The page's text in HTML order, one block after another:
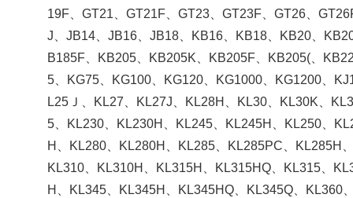
19F、GT21、GT21F、GT23、GT23F、GT26、
J、JB14、JB16、JB18、KB16、KB18、KB20、
B185F、KB205、KB205K、KB205F、KB205(、
5、KG75、KG100、KG120、KG1000、KG1200、
L25Ｊ、KL27、KL27J、KL28H、KL30、KL30K、
5、KL230、KL230H、KL245、KL245H、KL250、
H、KL280、KL280H、KL285、KL285PC、KL285H
KL310、KL310H、KL315H、KL315HQ、KL315、
H、KL345、KL345H、KL345HQ、KL345Q、KL360